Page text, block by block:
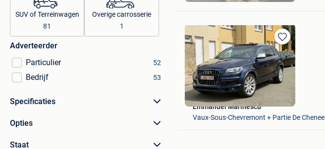
SUV of Terreinwagen
81
Overige carrosserie
1
Adverteerder
Particulier
52
Bedrijf 53
Specificaties
Opties
Staat
Bewaren
in
Mijn
Favorieten
Emmanuel Marinescu
Vaux-Sous-Chevremont + Partie De Chenee